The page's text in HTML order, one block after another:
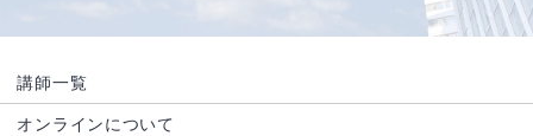
講師一覧
オンラインについて